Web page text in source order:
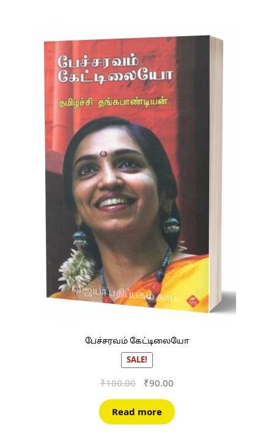
பேச்சரவம் கேட்டிலையோ
SALE!
₹100.00
Original
was:
₹100.00.
₹90.00
is:
Read more